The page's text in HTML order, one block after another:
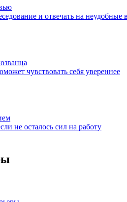
и отвечать на неудобные
чувствовать себя увереннее
не осталось сил на работу